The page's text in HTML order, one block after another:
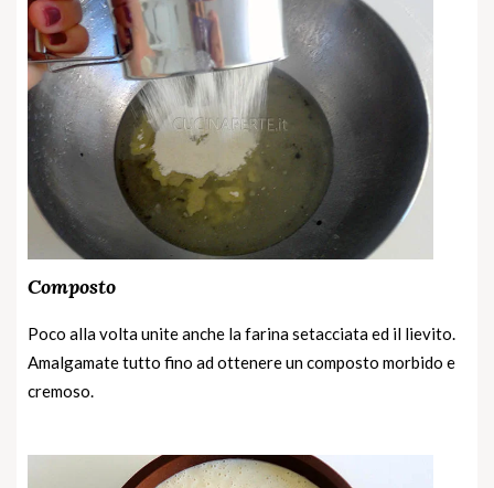
Composto
Poco alla volta unite anche la farina setacciata ed il lievito.
Amalgamate tutto fino ad ottenere un composto morbido e
cremoso.